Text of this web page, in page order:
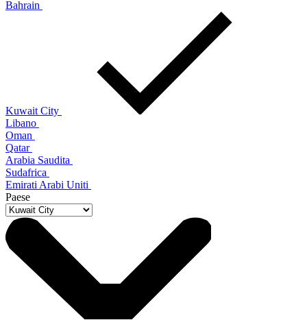
Bahrain
Kuwait City
Libano
Oman
Qatar
Arabia Saudita
Sudafrica
Emirati Arabi Uniti
Paese